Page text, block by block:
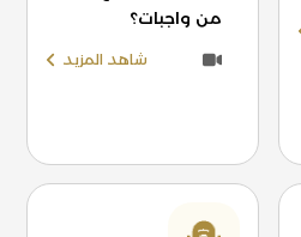
من واجبات؟
شاهد المزيد